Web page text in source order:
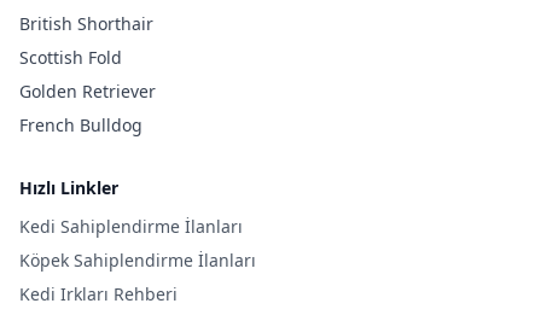
British Shorthair
Scottish Fold
Golden Retriever
French Bulldog
Hızlı Linkler
Kedi Sahiplendirme İlanları
Köpek Sahiplendirme İlanları
Kedi Irkları Rehberi